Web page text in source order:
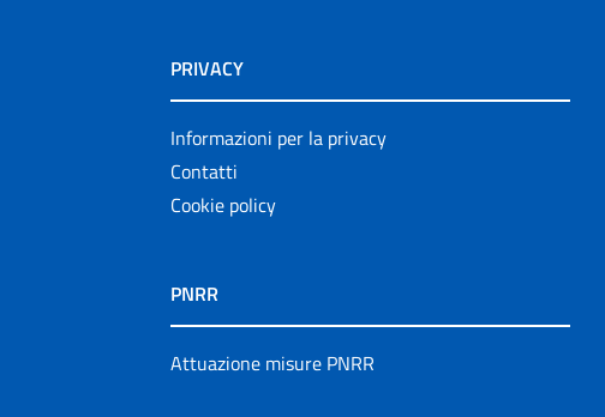
PRIVACY
Informazioni per la privacy
Contatti
Cookie policy
PNRR
Attuazione misure PNRR